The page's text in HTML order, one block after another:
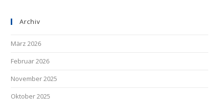
Archiv
März 2026
Februar 2026
November 2025
Oktober 2025